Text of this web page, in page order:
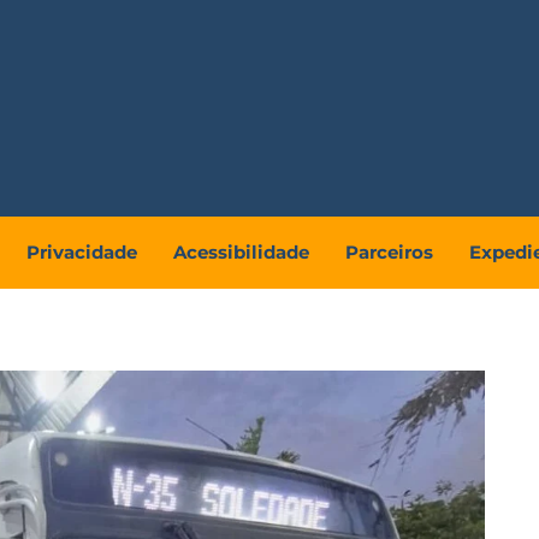
Privacidade Acessibilidade Parceiros